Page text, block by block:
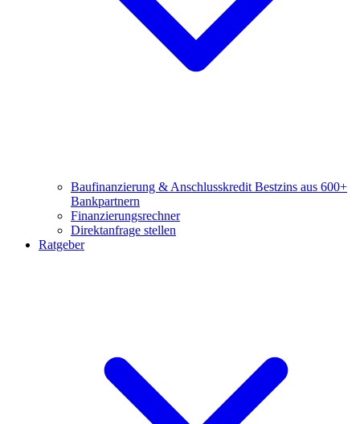
Baufinanzierung & Anschlusskredit Bestzins aus 600+
Bankpartnern
Finanzierungsrechner
Direktanfrage stellen
Ratgeber